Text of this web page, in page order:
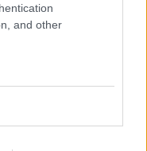
and other